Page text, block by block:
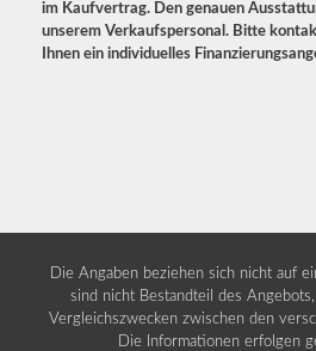
im Kaufvertrag. Den genauen
unserem Verkaufspersonal. Bitte
Ihnen ein individuelles
Die Angaben beziehen sich nicht auf
sind nicht Bestandteil des
Vergleichszwecken zwischen den
Die Informationen erfolgen